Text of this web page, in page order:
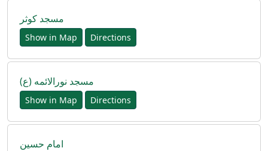
مسجد کوثر
Show in Map Directions
مسجد نورالائمه (ع)
Show in Map Directions
امام حسین